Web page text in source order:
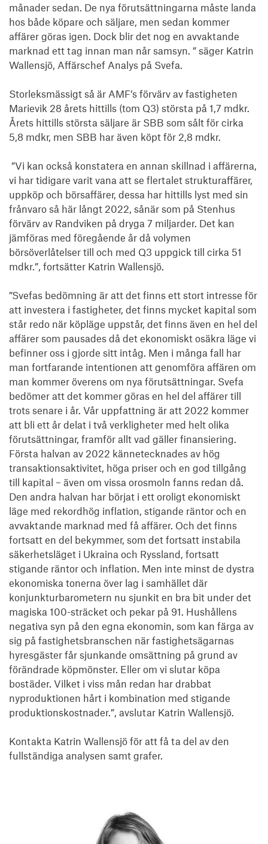
månader sedan. De nya förutsättningarna måste landa
hos både köpare och säljare, men sedan kommer
affärer göras igen. Dock blir det nog en avvaktande
marknad ett tag innan man når samsyn. ” säger Katrin
Wallensjö, Affärschef Analys på Svefa.
Storleksmässigt så är AMF’s förvärv av fastigheten
Marievik 28 årets hittills (tom Q3) största på 1,7 mdkr.
Årets hittills största säljare är SBB som sålt för cirka
5,8 mdkr, men SBB har även köpt för 2,8 mdkr.
”Vi kan också konstatera en annan skillnad i affärerna,
vi har tidigare varit vana att se flertalet strukturaffärer,
uppköp och börsaffärer, dessa har hittills lyst med sin
frånvaro så här långt 2022, sånär som på Stenhus
förvärv av Randviken på dryga 7 miljarder. Det kan
jämföras med föregående år då volymen
börsöverlåtelser till och med Q3 uppgick till cirka 51
mdkr.”, fortsätter Katrin Wallensjö.
”Svefas bedömning är att det finns ett stort intresse för
att investera i fastigheter, det finns mycket kapital som
står redo när köpläge uppstår, det finns även en hel del
affärer som pausades då det ekonomiskt osäkra läge vi
befinner oss i gjorde sitt intåg. Men i många fall har
man fortfarande intentionen att genomföra affären om
man kommer överens om nya förutsättningar. Svefa
bedömer att det kommer göras en hel del affärer till
trots senare i år. Vår uppfattning är att 2022 kommer
att bli ett år delat i två verkligheter med helt olika
förutsättningar, framför allt vad gäller finansiering.
Första halvan av 2022 kännetecknades av hög
transaktionsaktivitet, höga priser och en god tillgång
till kapital – även om vissa orosmoln fanns redan då.
Den andra halvan har börjat i ett oroligt ekonomiskt
läge med rekordhög inflation, stigande räntor och en
avvaktande marknad med få affärer. Och det finns
fortsatt en del bekymmer, som det fortsatt instabila
säkerhetsläget i Ukraina och Ryssland, fortsatt
stigande räntor och inflation. Men inte minst de dystra
ekonomiska tonerna över lag i samhället där
konjunkturbarometern nu sjunkit en bra bit under det
magiska 100-sträcket och pekar på 91. Hushållens
negativa syn på den egna ekonomin, som kan färga av
sig på fastighetsbranschen när fastighetsägarnas
hyresgäster får sjunkande omsättning på grund av
förändrade köpmönster. Eller om vi slutar köpa
bostäder. Vilket i viss mån redan har drabbat
nyproduktionen hårt i kombination med stigande
produktionskostnader.”, avslutar Katrin Wallensjö.
Kontakta Katrin Wallensjö för att få ta del av den
fullständiga analysen samt grafer.